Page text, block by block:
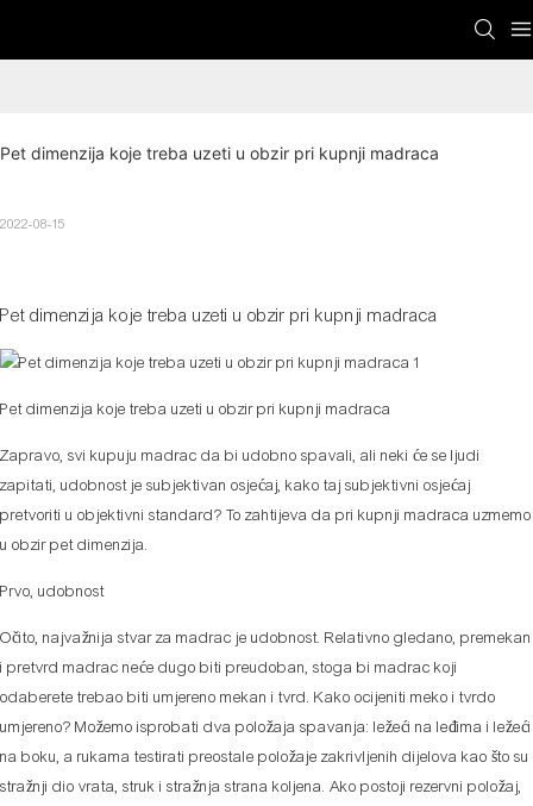
Pet dimenzija koje treba uzeti u obzir pri kupnji madraca
2022-08-15
Pet dimenzija koje treba uzeti u obzir pri kupnji madraca
Pet dimenzija koje treba uzeti u obzir pri kupnji madraca
Zapravo, svi kupuju madrac da bi udobno spavali, ali neki će se ljudi
zapitati, udobnost je subjektivan osjećaj, kako taj subjektivni osjećaj
pretvoriti u objektivni standard? To zahtijeva da pri kupnji madraca uzmemo
u obzir pet dimenzija.
Prvo, udobnost
Očito, najvažnija stvar za madrac je udobnost. Relativno gledano, premekan
i pretvrd madrac neće dugo biti preudoban, stoga bi madrac koji
odaberete trebao biti umjereno mekan i tvrd. Kako ocijeniti meko i tvrdo
umjereno? Možemo isprobati dva položaja spavanja: ležeći na leđima i ležeći
na boku, a rukama testirati preostale položaje zakrivljenih dijelova kao što su
stražnji dio vrata, struk i stražnja strana koljena. Ako postoji rezervni položaj,